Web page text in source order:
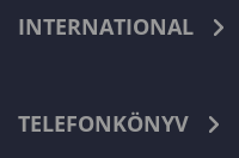
INTERNATIONAL
TELEFONKÖNYV